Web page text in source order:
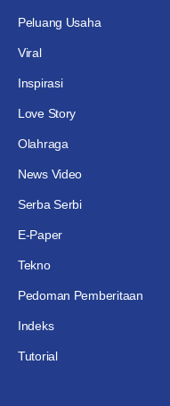
Peluang Usaha
Viral
Inspirasi
Love Story
Olahraga
News Video
Serba Serbi
E-Paper
Tekno
Pedoman Pemberitaan
Indeks
Tutorial